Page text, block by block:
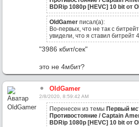
BDRip 1080p [HEVC] 10 bit от
OldGamer писал(а):
Во-первых, что не так с
увидели, что я ставил битрейт
"3986 кбит/сек"
это не 4мбит?
OldGamer
2/8/2020, 8:59:42 AM
Перенесен из темы Первый
Противостояние / Captain
BDRip 1080p [HEVC] 10 bit от